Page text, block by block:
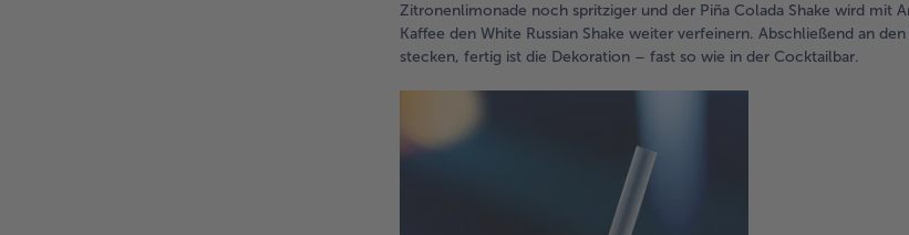
Zitronenlimonade noch spritziger und der Piña Colada Shake wird mit
Kaffee den White Russian Shake weiter verfeinern. Abschließend an
stecken, fertig ist die Dekoration – fast so wie in der Cocktailbar.